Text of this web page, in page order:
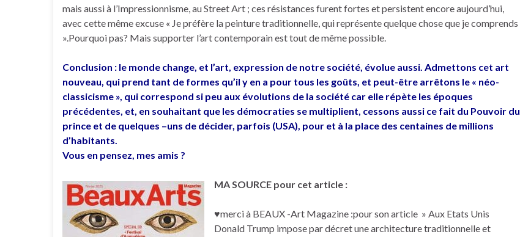
mais aussi à l’Impressionnisme, au Street Art ; ces résistances furent fortes et persistent encore aujourd’hui,
avec cette même excuse « Je préfère la peinture traditionnelle, qui représente quelque chose que je comprends
».Pourquoi pas? Mais supporter l’art contemporain est tout de même possible.
Conclusion : le monde change, et l’art, expression de notre société, évolue aussi. Admettons cet art
nouveau, qui prend tant de formes qu’il y en a pour tous les goûts, et peut-être arrêtons le « néo-
classicisme », qui correspond si peu aux évolutions de la société car elle répète les époques
précédentes, et, en souhaitant que les démocraties se multiplient, cessons aussi ce fait du Pouvoir du
prince et de quelques –uns de décider, parfois (USA), pour et à la place des centaines de millions
d’habitants.
Vous en pensez, mes amis ?
MA SOURCE pour cet article :
♥merci à BEAUX -Art Magazine :pour son article » Aux Etats Unis
Donald Trump impose par décret une architecture traditionnelle et